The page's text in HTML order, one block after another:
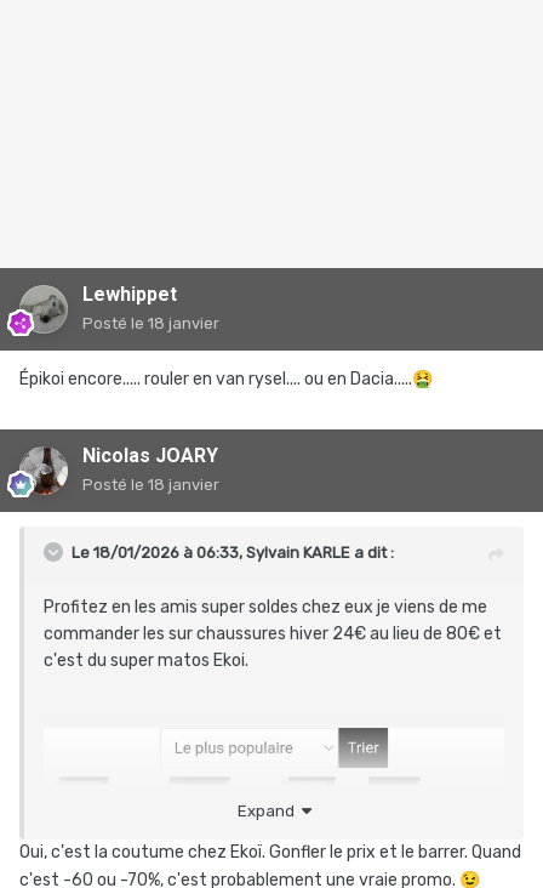
Lewhippet
Posté le 18 janvier
Épikoi encore..... rouler en van rysel.... ou en Dacia.....🤮
Nicolas JOARY
Posté le 18 janvier
Le 18/01/2026 à 06:33, Sylvain KARLE a dit :
Profitez en les amis super soldes chez eux je viens de me
commander les sur chaussures hiver 24€ au lieu de 80€ et
c'est du super matos Ekoi.
Expand
Oui, c'est la coutume chez Ekoï. Gonfler le prix et le barrer. Quand
c'est -60 ou -70%, c'est probablement une vraie promo. 😉